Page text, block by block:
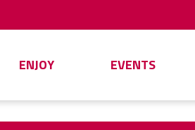
ENJOY EVENTS